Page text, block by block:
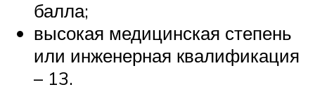
балла;
высокая медицинская степень
или инженерная квалификация
– 13.